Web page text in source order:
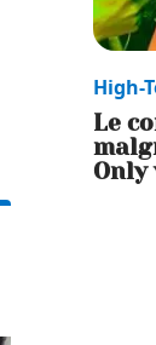
High-
Le
Only